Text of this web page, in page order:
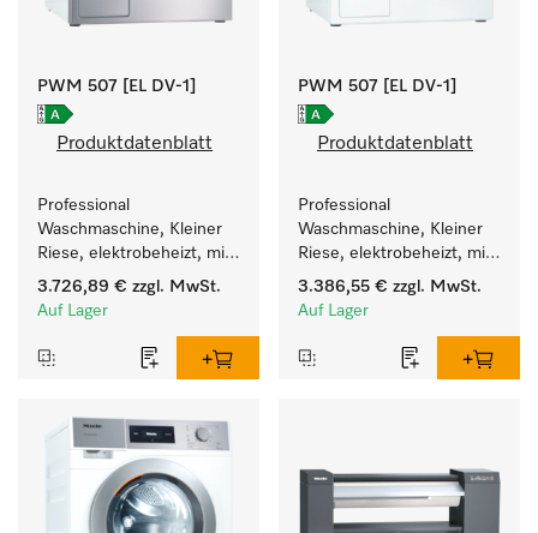
PWM 507 [EL DV-1]
Produktdatenblatt
Professional
Waschmaschine, Kleiner
Riese, elektrobeheizt, mit
Ablaufventil und
zielgruppenspezifischen
Leistung 7 kg  in 49 min .
3.726,89 € zzgl. MwSt.
Auf Lager
PWM 507 [EL DV-1]
Produktdatenblatt
Professional
Waschmaschine, Kleiner
Riese, elektrobeheizt, mit
Ablaufventil und
zielgruppenspezifischen
Leistung 7 kg  in 49 min .
3.386,55 € zzgl. MwSt.
Auf Lager